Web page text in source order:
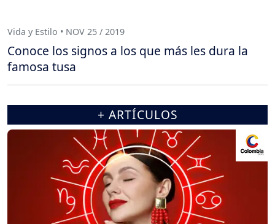
Vida y Estilo • NOV 25 / 2019
Conoce los signos a los que más les dura la
famosa tusa
+ ARTÍCULOS